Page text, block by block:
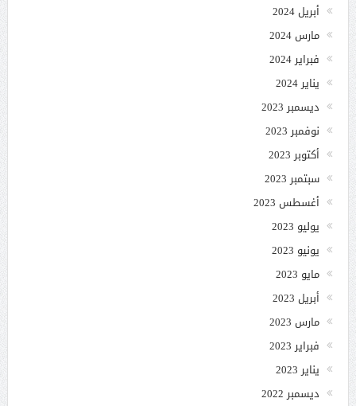
أبريل 2024
مارس 2024
فبراير 2024
يناير 2024
ديسمبر 2023
نوفمبر 2023
أكتوبر 2023
سبتمبر 2023
أغسطس 2023
يوليو 2023
يونيو 2023
مايو 2023
أبريل 2023
مارس 2023
فبراير 2023
يناير 2023
ديسمبر 2022